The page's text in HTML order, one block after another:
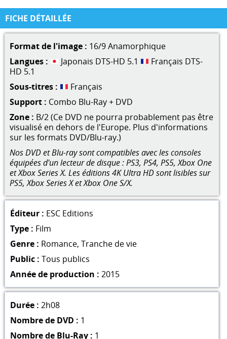
FICHE DÉTAILLÉE
Format de l'image : 16/9 Anamorphique
Langues :
Japonais DTS-HD 5.1
Français DTS-
HD 5.1
Sous-titres :
Français
Support : Combo Blu-Ray + DVD
Zone : B/2 (Ce DVD ne pourra probablement pas être
visualisé en dehors de l'Europe. Plus d'informations
sur les formats DVD/Blu-ray.)
Nos DVD et Blu-ray sont compatibles avec les consoles
équipées d'un lecteur de disque : PS3, PS4, PS5, Xbox One
et Xbox Series X. Les éditions 4K Ultra HD sont lisibles sur
PS5, Xbox Series X et Xbox One S/X.
Éditeur : ESC Editions
Type : Film
Genre : Romance, Tranche de vie
Public : Tous publics
Année de production : 2015
Durée : 2h08
Nombre de DVD : 1
Nombre de Blu-Ray : 1